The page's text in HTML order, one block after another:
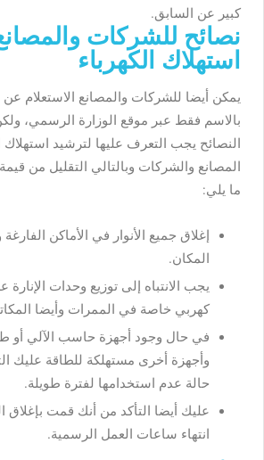
كبير عن السابق.
نصائح للشركات
استهلاك الكهرباء
يمكن أيضا للشركات والمصانع الاستعلام عن
بالاسم فقط عبر موقع الوزارة الرسمي،
النصائح يجب التعرف عليها لترشيد استهلاك
المصانع والشركات وبالتالي التقليل من
ما يلي:
إغلاق جميع الأنوار في الأماكن
المكان.
يجب الانتباه إلى توزيع وحدات
كهربي خاصة في الممرات وأيضا
في حال وجود أجهزة حاسب الآلي أو
وأجهزة أخرى مستهلكة للطاقة عليك
حالة عدم استخدامها لفترة طويلة.
عليك أيضا التأكد من أنك قمت بإغلاق
انتهاء ساعات العمل الرسمية.